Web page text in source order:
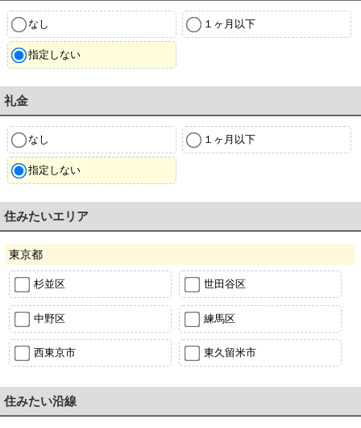
なし １ヶ月以下
指定しない
礼金
なし １ヶ月以下
指定しない
住みたいエリア
東京都
杉並区 世田谷区
中野区 練馬区
西東京市 東久留米市
住みたい沿線